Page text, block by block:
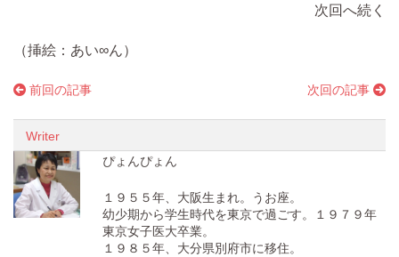
次回へ続く
（挿絵：あい∞ん）
前回の記事 次回の記事
Writer
ぴょんぴょん
１９５５年、大阪生まれ。うお座。
幼少期から学生時代を東京で過ごす。１９７９年
東京女子医大卒業。
１９８５年、大分県別府市に移住。